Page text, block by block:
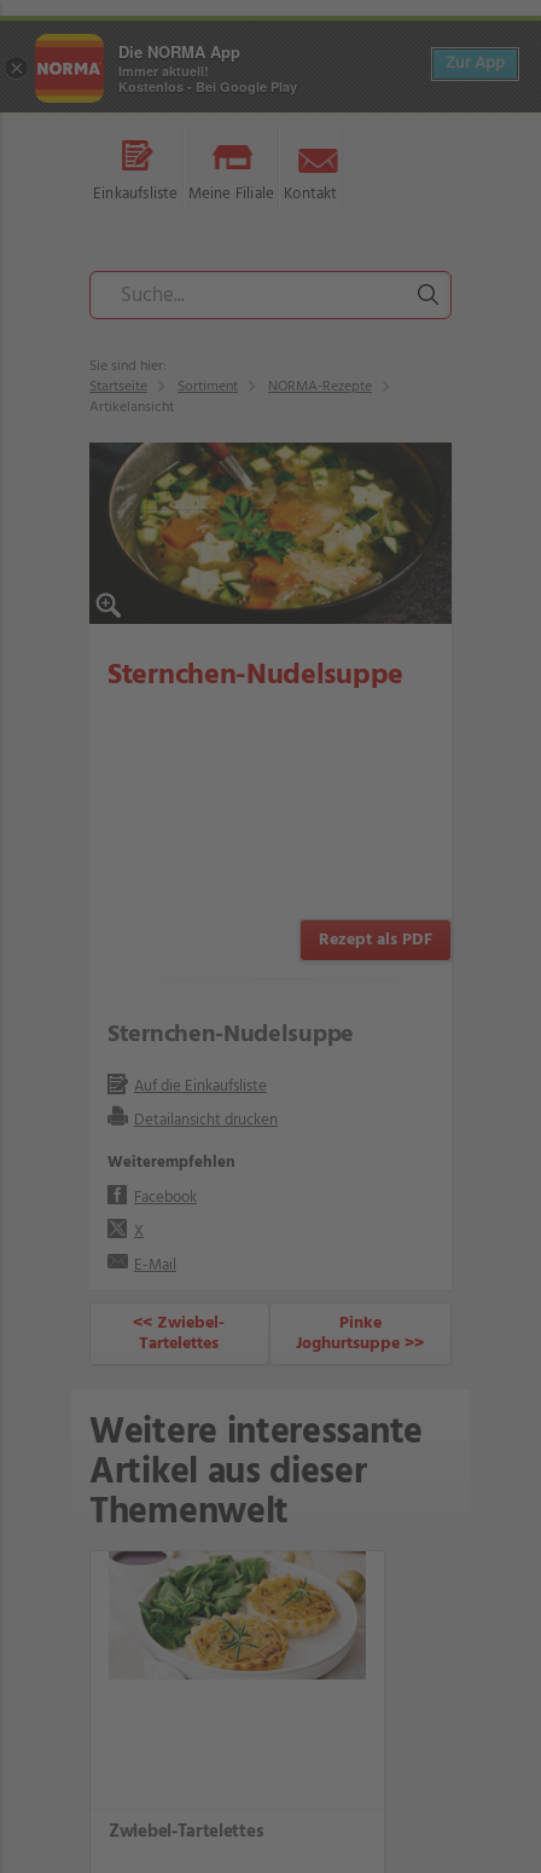
Einkaufsliste Meine Filiale Kontakt
Sie sind hier:
Startseite
Sortiment
NORMA-Rezepte
Artikelansicht
Sternchen-Nudelsuppe
Rezept als PDF
Sternchen-Nudelsuppe
Auf die Einkaufsliste
Detailansicht drucken
Weiterempfehlen
Facebook
X
E-Mail
<< Zwiebel-
Tartelettes
Pinke
Joghurtsuppe >>
Weitere interessante
Artikel aus dieser
Themenwelt
Zwiebel-Tartelettes
×
Die NORMA App
Immer aktuell!
Kostenlos - Bei Google Play
Zur App